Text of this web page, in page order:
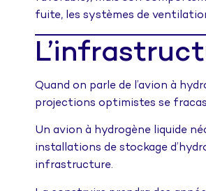
fuite, les systèmes de
Quand on parle de l’avion à
projections optimistes se
Un avion à hydrogène liquide
installations de stockage
infrastructure.